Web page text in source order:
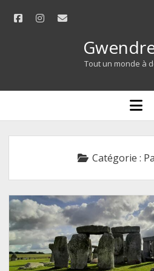
facebookinstagram
email
Tout un monde à
open
menu
Catégorie :